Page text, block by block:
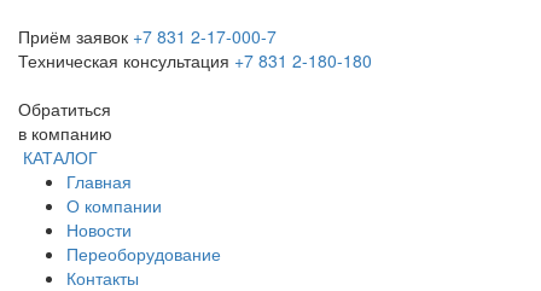
Приём заявок +7 831 2-17-000-7
Техническая консультация +7 831 2-180-180
Обратиться
в компанию
КАТАЛОГ
Главная
О компании
Новости
Переоборудование
Контакты